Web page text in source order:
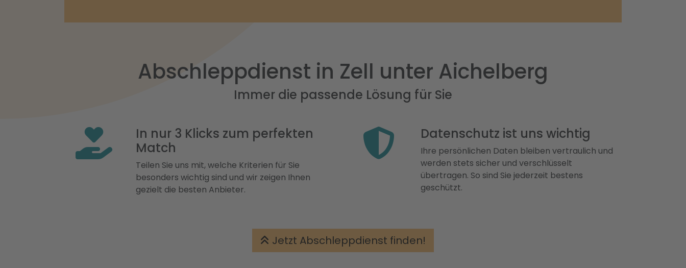
Abschleppdienst in Zell unter Aichelberg
Immer die passende Lösung für Sie
In nur 3 Klicks zum perfekten
Match
Teilen Sie uns mit, welche Kriterien für Sie
besonders wichtig sind und wir zeigen Ihnen
gezielt die besten Anbieter.
Datenschutz ist uns wichtig
Ihre persönlichen Daten bleiben vertraulich und
werden stets sicher und verschlüsselt
übertragen. So sind Sie jederzeit bestens
geschützt.
Jetzt Abschleppdienst finden!